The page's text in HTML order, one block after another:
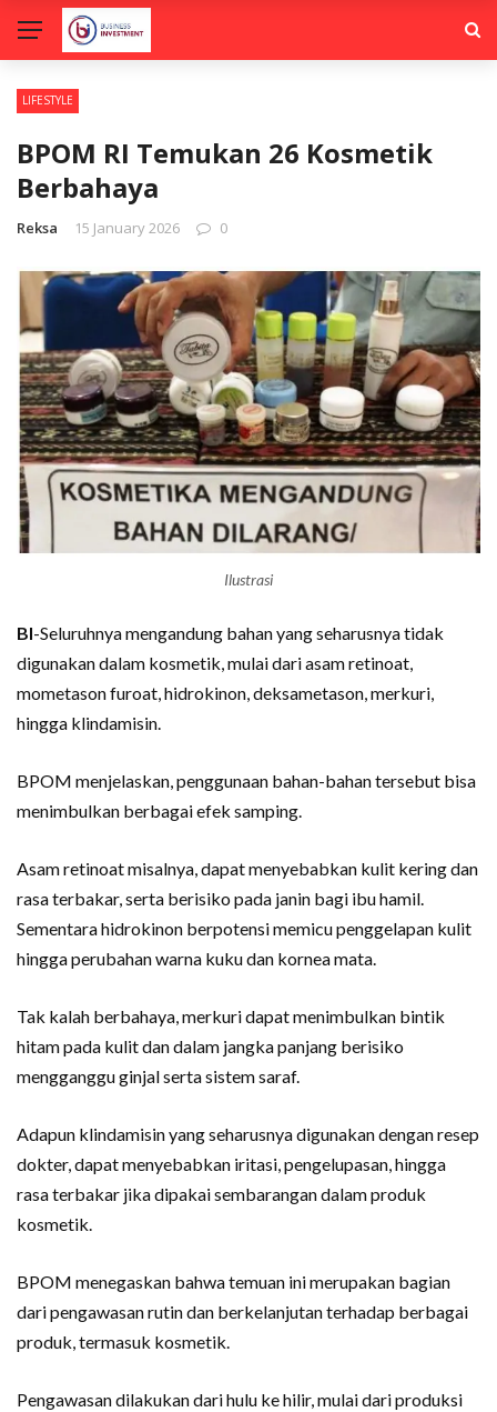
LIFESTYLE
BPOM RI Temukan 26 Kosmetik
Berbahaya
Reksa 15 January 2026 0
Ilustrasi
BI-Seluruhnya mengandung bahan yang seharusnya tidak
digunakan dalam kosmetik, mulai dari asam retinoat,
mometason furoat, hidrokinon, deksametason, merkuri,
hingga klindamisin.
BPOM menjelaskan, penggunaan bahan-bahan tersebut bisa
menimbulkan berbagai efek samping.
Asam retinoat misalnya, dapat menyebabkan kulit kering dan
rasa terbakar, serta berisiko pada janin bagi ibu hamil.
Sementara hidrokinon berpotensi memicu penggelapan kulit
hingga perubahan warna kuku dan kornea mata.
Tak kalah berbahaya, merkuri dapat menimbulkan bintik
hitam pada kulit dan dalam jangka panjang berisiko
mengganggu ginjal serta sistem saraf.
Adapun klindamisin yang seharusnya digunakan dengan resep
dokter, dapat menyebabkan iritasi, pengelupasan, hingga
rasa terbakar jika dipakai sembarangan dalam produk
kosmetik.
BPOM menegaskan bahwa temuan ini merupakan bagian
dari pengawasan rutin dan berkelanjutan terhadap berbagai
produk, termasuk kosmetik.
Pengawasan dilakukan dari hulu ke hilir, mulai dari produksi